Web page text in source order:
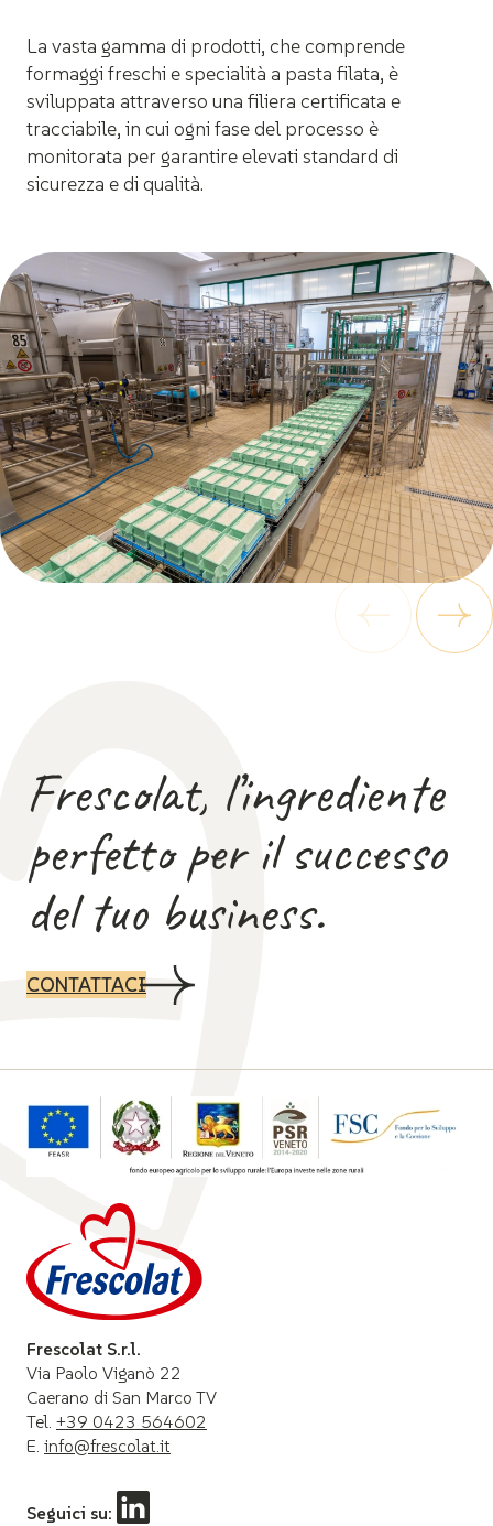
La vasta gamma di prodotti, che comprende
formaggi freschi e specialità a pasta filata, è
sviluppata attraverso una filiera certificata e
tracciabile, in cui ogni fase del processo è
monitorata per garantire elevati standard di
sicurezza e di qualità.
Frescolat, l’ingrediente
perfetto per il successo
del tuo business.
CONTATTACI
Frescolat S.r.l.
Via Paolo Viganò 22
Caerano di San Marco TV
Tel. +39 0423 564602
E. info@frescolat.it
Seguici su: